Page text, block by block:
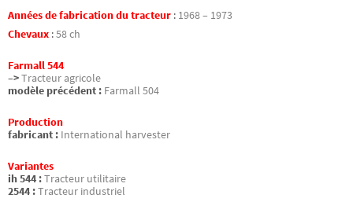
Années de fabrication du tracteur : 1968 – 1973
Chevaux :58 ch
Farmall 544
–>Tracteur agricole
modèle précédent : Farmall 504
Production
fabricant : International harvester
Variantes
ih 544 :Tracteur utilitaire
2544 :Tracteur industriel